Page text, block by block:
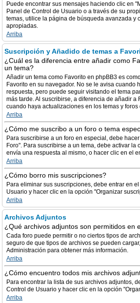
Puede encontrar sus mensajes haciendo clic en
Panel de Control de Usuario o a través de su
temas, utilice la página de búsqueda avanzada y
apropiadas.
Arriba
Suscripción y Añadido de temas a
¿Cuál es la diferencia entre añadir como
un tema?
Añadir un tema como Favorito en phpBB3 es
Favorito en su navegador. No se le avisa cuando
respuesta, pero puede seguir visitando el tema
más tarde. Al suscribirse, a diferencia de añadir a
cuando haya actualizaciones en los temas y
Arriba
¿Cómo me suscribo a un foro o tema
Para suscribirse a un foro en especial, debe
Foro". Para suscribirse a un tema, debe activar la
envía una respuesta al mismo, o hacer clic en el
Arriba
¿Cómo borro mis suscripciones?
Para eliminar sus suscripciones, debe entrar en
Usuario y hacer clic en la opción "Organizar
Arriba
Archivos Adjuntos
¿Qué archivos adjuntos son permitidos en
Cada foro puede permitir o no ciertos tipos de
seguro de que tipos de archivos se pueden
Administración para obtener más información.
Arriba
¿Cómo encuentro todos mis archivos
Para encontrar la lista de sus archivos adjuntos,
Control de Usuario y hacer clic en la opción
Arriba